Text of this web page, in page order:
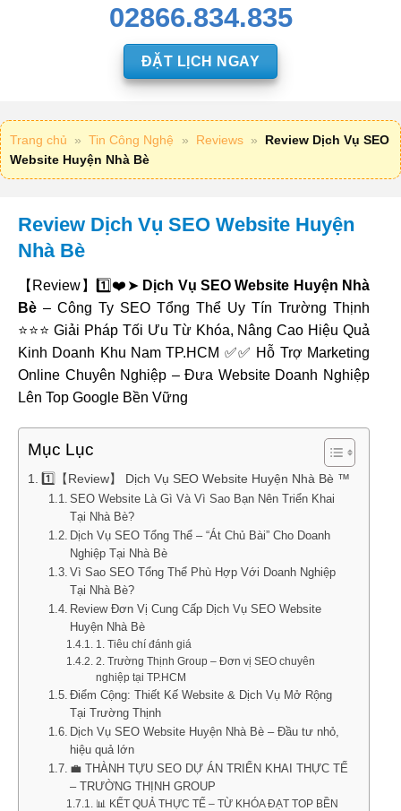
02866.834.835
ĐẶT LỊCH NGAY
Trang chủ » Tin Công Nghệ » Reviews »
Review Dịch Vụ SEO
Website Huyện Nhà Bè
Review Dịch Vụ SEO Website Huyện
Nhà Bè
【Review】1️⃣❤️➤ Dịch Vụ SEO Website Huyện Nhà
Bè – Công Ty SEO Tổng Thể Uy Tín Trường Thịnh
⭐⭐⭐ Giải Pháp Tối Ưu Từ Khóa, Nâng Cao Hiệu Quả
Kinh Doanh Khu Nam TP.HCM ✅✅ Hỗ Trợ Marketing
Online Chuyên Nghiệp – Đưa Website Doanh Nghiệp
Lên Top Google Bền Vững
Mục Lục
1️⃣【Review】 Dịch Vụ SEO Website Huyện Nhà Bè ™
SEO Website Là Gì Và Vì Sao Bạn Nên Triển Khai
Tại Nhà Bè?
Dịch Vụ SEO Tổng Thể – “Át Chủ Bài” Cho Doanh
Nghiệp Tại Nhà Bè
Vì Sao SEO Tổng Thể Phù Hợp Với Doanh Nghiệp
Tại Nhà Bè?
Review Đơn Vị Cung Cấp Dịch Vụ SEO Website
Huyện Nhà Bè
1. Tiêu chí đánh giá
2. Trường Thịnh Group – Đơn vị SEO chuyên
nghiệp tại TP.HCM
Điểm Cộng: Thiết Kế Website & Dịch Vụ Mở Rộng
Tại Trường Thịnh
Dịch Vụ SEO Website Huyện Nhà Bè – Đầu tư nhỏ,
hiệu quả lớn
💼 THÀNH TỰU SEO DỰ ÁN TRIỂN KHAI THỰC TẾ
– TRƯỜNG THỊNH GROUP
📊 KẾT QUẢ THỰC TẾ – TỪ KHÓA ĐẠT TOP BỀN